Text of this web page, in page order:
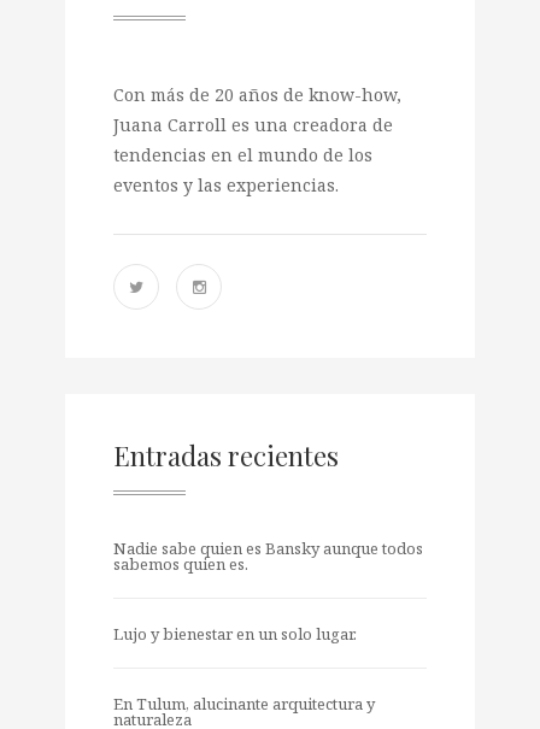
Con más de 20 años de know-how,
Juana Carroll es una creadora de
tendencias en el mundo de los
eventos y las experiencias.
Entradas recientes
Nadie sabe quien es Bansky aunque todos
sabemos quien es.
Lujo y bienestar en un solo lugar.
En Tulum, alucinante arquitectura y
naturaleza